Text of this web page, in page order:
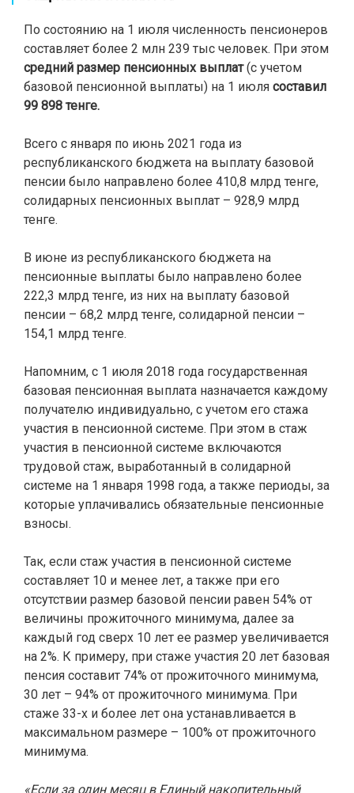
По состоянию на 1 июля численность пенсионеров
составляет более 2 млн 239 тыс человек. При этом
средний размер пенсионных выплат(с учетом
базовой пенсионной выплаты) на 1 июля составил
99 898 тенге.
Всего с января по июнь 2021 года из
республиканского бюджета на выплату базовой
пенсии было направлено более 410,8 млрд тенге,
солидарных пенсионных выплат – 928,9 млрд
тенге.
В июне из республиканского бюджета на
пенсионные выплаты было направлено более
222,3 млрд тенге, из них на выплату базовой
пенсии – 68,2 млрд тенге, солидарной пенсии –
154,1 млрд тенге.
Напомним, с 1 июля 2018 года государственная
базовая пенсионная выплата назначается каждому
получателю индивидуально, с учетом его стажа
участия в пенсионной системе. При этом в стаж
участия в пенсионной системе включаются
трудовой стаж, выработанный в солидарной
системе на 1 января 1998 года, а также периоды, за
которые уплачивались обязательные пенсионные
взносы.
Так, если стаж участия в пенсионной системе
составляет 10 и менее лет, а также при его
отсутствии размер базовой пенсии равен 54% от
величины прожиточного минимума, далее за
каждый год сверх 10 лет ее размер увеличивается
на 2%. К примеру, при стаже участия 20 лет базовая
пенсия составит 74% от прожиточного минимума,
30 лет – 94% от прожиточного минимума. При
стаже 33-х и более лет она устанавливается в
максимальном размере – 100% от прожиточного
минимума.
«Если за один месяц в Единый накопительный